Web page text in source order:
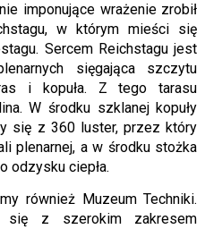
imponujące wrażenie zrobił
w którym mieści się
Sercem Reichstagu jest
sięgająca szczytu
i kopuła. Z tego tarasu
W środku szklanej kopuły
się z 360 luster, przez który
plenarnej, a w środku stożka
odzysku ciepła.
również Muzeum Techniki.
się z szerokim zakresem